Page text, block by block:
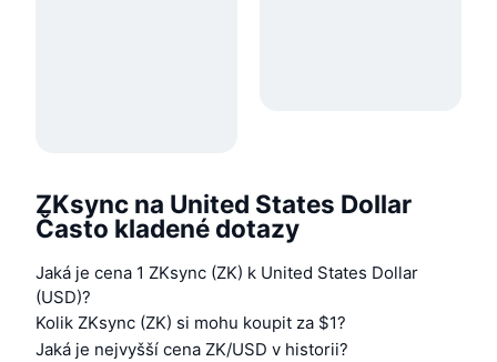
ZKsync na United States Dollar
Často kladené dotazy
Jaká je cena 1 ZKsync (ZK) k United States Dollar
(USD)?
Kolik ZKsync (ZK) si mohu koupit za $1?
Jaká je nejvyšší cena ZK/USD v historii?